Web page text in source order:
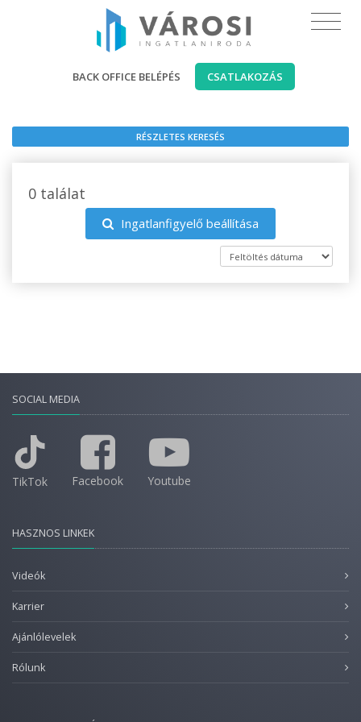
BACK OFFICE BELÉPÉS CSATLAKOZÁS
RÉSZLETES KERESÉS
0 találat
Ingatlanfigyelő beállítása
SOCIAL MEDIA
TikTok Facebook Youtube
HASZNOS LINKEK
Videók
Karrier
Ajánlólevelek
Rólunk